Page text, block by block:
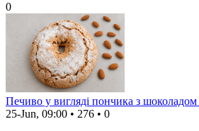
0
Печиво у вигляді пончика з шоколадом
25-Jun, 09:00 • 276 • 0